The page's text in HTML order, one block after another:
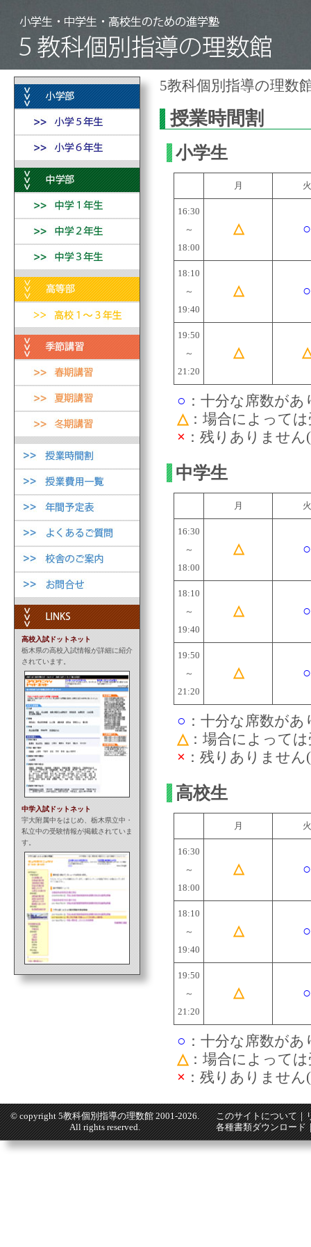
高校入試ドットネット
栃木県の高校入試情報が詳細に紹介
されています。
中学入試ドットネット
宇大附属中をはじめ、栃木県立中・
私立中の受験情報が掲載されていま
す。
5教科個別指導の理数
授業時間割
小学生
月 火
16:30
～
18:00
△ ○
18:10
～
19:40
△ ○
19:50
～
21:20
△
○ ：十分な席数が
△ ：場合によって
× ：残りありませ
中学生
月 火
16:30
～
18:00
△ ○
18:10
～
19:40
△ ○
19:50
～
21:20
△ ○
○ ：十分な席数が
△ ：場合によって
× ：残りありませ
高校生
月 火
16:30
～
18:00
△ ○
18:10
～
19:40
△ ○
19:50
～
21:20
△ ○
○ ：十分な席数が
△ ：場合によって
× ：残りありませ
このサイトについて｜
各種書類ダウンロード
© copyright5教科個別指導の理数館2001-2026.
All rights reserved.